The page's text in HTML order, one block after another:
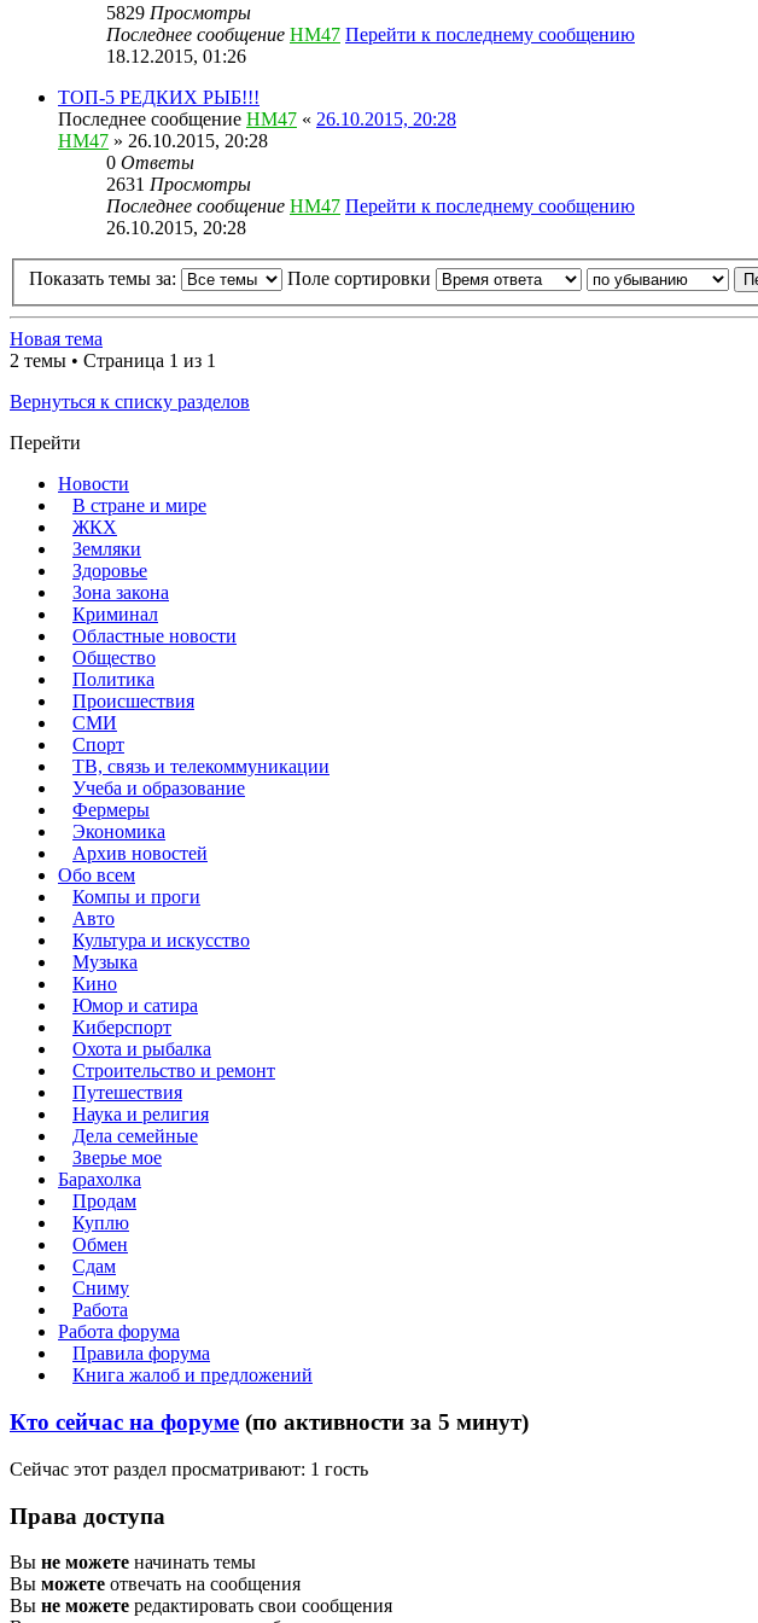
5829 Просмотры
Последнее сообщение HM47 Перейти к последнему сообщению
18.12.2015, 01:26
ТОП-5 РЕДКИХ РЫБ!!!
Последнее сообщение HM47 « 26.10.2015, 20:28
HM47 » 26.10.2015, 20:28
0 Ответы
2631 Просмотры
Последнее сообщение HM47 Перейти к последнему сообщению
26.10.2015, 20:28
Показать темы за: Поле сортировки
Новая тема
2 темы • Страница 1 из 1
Вернуться к списку разделов
Перейти
Новости
В стране и мире
ЖКХ
Земляки
Здоровье
Зона закона
Криминал
Областные новости
Общество
Политика
Происшествия
СМИ
Спорт
ТВ, связь и телекоммуникации
Учеба и образование
Фермеры
Экономика
Архив новостей
Обо всем
Компы и проги
Авто
Культура и искусство
Музыка
Кино
Юмор и сатира
Киберспорт
Охота и рыбалка
Строительство и ремонт
Путешествия
Наука и религия
Дела семейные
Зверье мое
Барахолка
Продам
Куплю
Обмен
Сдам
Сниму
Работа
Работа форума
Правила форума
Книга жалоб и предложений
Кто сейчас на форуме (по активности за 5 минут)
Сейчас этот раздел просматривают: 1 гость
Права доступа
Вы не можете начинать темы
Вы можете отвечать на сообщения
Вы не можете редактировать свои сообщения